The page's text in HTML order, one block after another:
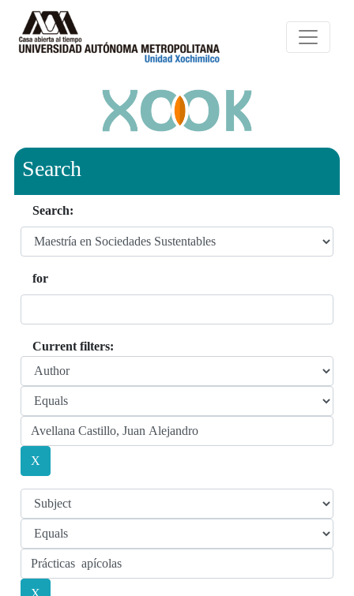
Search
Search:
for
Current filters: